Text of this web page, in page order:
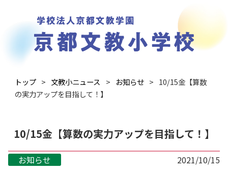
トップ 文教小ニュース お知らせ
10/15金【算数
の実力アップを目指して！】
10/15金【算数の実力アップを目指して！】
お知らせ 2021/10/15